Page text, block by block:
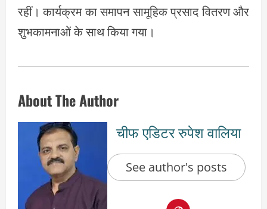
रहीं। कार्यक्रम का समापन सामूहिक प्रसाद वितरण और
शुभकामनाओं के साथ किया गया।
About The Author
चीफ एडिटर रुपेश वालिया
See author's posts